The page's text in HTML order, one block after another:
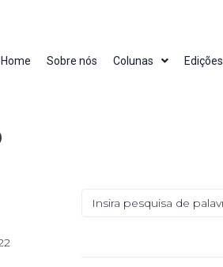
Home Sobre nós Colunas Edições